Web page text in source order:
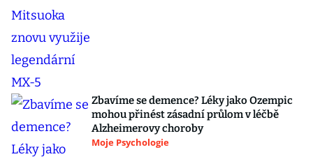
Zbavíme se demence? Léky jako Ozempic
mohou přinést zásadní průlom v léčbě
Alzheimerovy choroby
Moje Psychologie